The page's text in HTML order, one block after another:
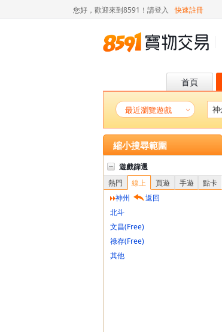
您好，歡迎來到8591！ 請登入 快速註冊
首頁
最近瀏覽遊戲
縮小搜尋範圍
遊戲篩選
熱門
線上 頁遊 手遊
點卡
神州
返回
北斗
文昌(Free)
祿存(Free)
其他